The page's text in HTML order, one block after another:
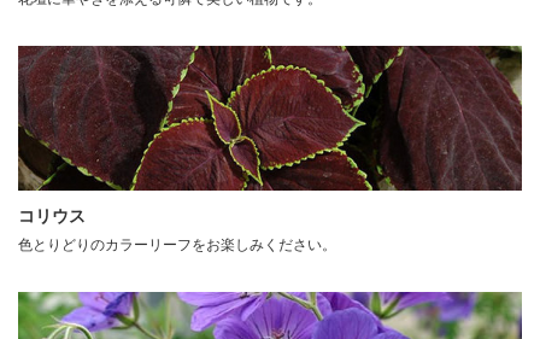
コリウス
色とりどりのカラーリーフをお楽しみください。